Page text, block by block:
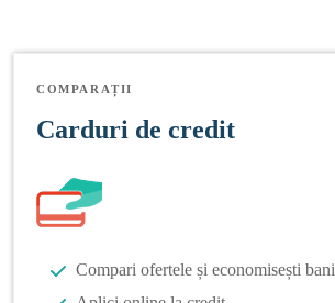
COMPARAȚII
Carduri de credit
Compari ofertele și economisești bani